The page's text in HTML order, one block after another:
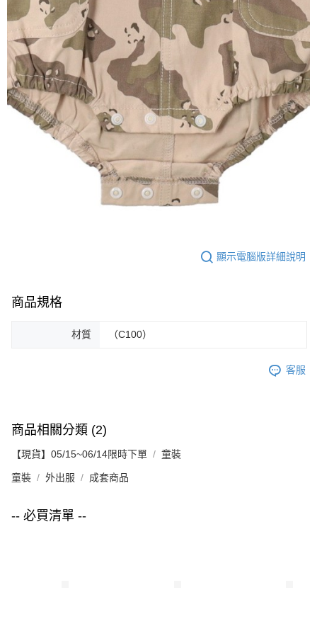
顯示電腦版詳細說明
商品規格
材質 （C100）
客服
商品相關分類 (2)
【現貨】05/15~06/14限時下單 童裝
童裝 外出服 成套商品
-- 必買清單 --